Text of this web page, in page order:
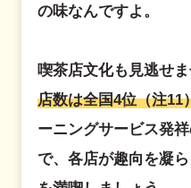
の味なんですよ。
喫茶店文化も見逃せま
店数は全国4位（注11
ーニングサービス発
で、各店が趣向を凝